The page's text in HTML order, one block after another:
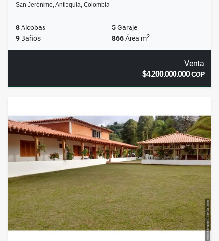
San Jerónimo, Antioquia, Colombia
8Alcobas 5Garaje
9 Baños 866Área m2
Venta
$4.200.000.000COP